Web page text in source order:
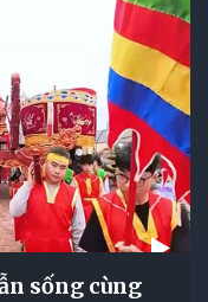
sống cùng